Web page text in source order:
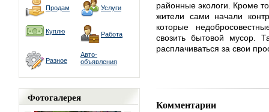
Продам Услуги
Куплю Работа
Разное
Авто-
объявления
Фотогалерея
районные экологи. Кроме
жители сами начали
которые
свозить бытовой мусор.
расплачиваться за свои
Комментарии